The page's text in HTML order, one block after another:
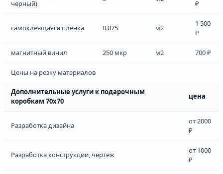
черный)
₽
самоклеящаяся пленка 0.075 м2
1 500
₽
магнитный винил 250 мкр м2 700 ₽
Цены на резку материалов
Дополнительные услуги к подарочным
коробкам 70х70
цена
Разработка дизайна
от 2000
₽
Разработка конструкции, чертеж
от 1000
₽